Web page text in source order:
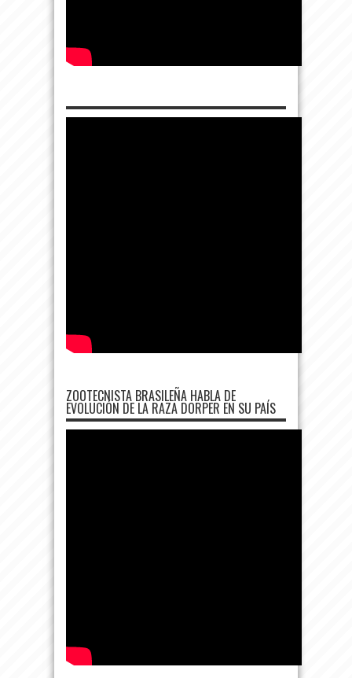
ZOOTECNISTA BRASILEÑA HABLA DE
EVOLUCIÓN DE LA RAZA DORPER EN SU PAÍS